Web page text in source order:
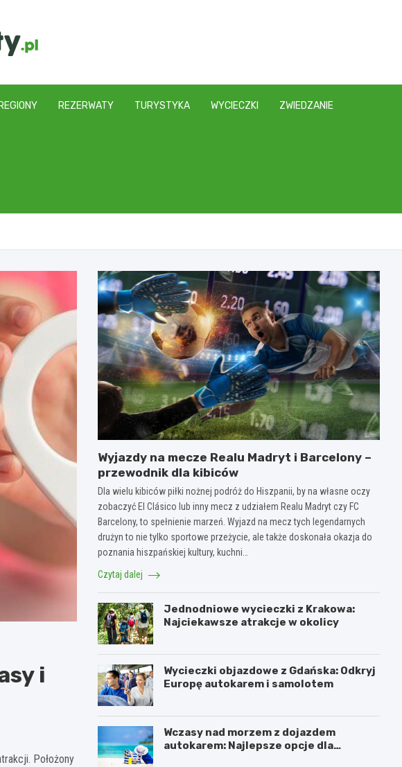
REGIONY REZERWATY TURYSTYKA WYCIECZKI ZWIEDZANIE
i
Położony
Wyjazdy na mecze Realu Madryt i Barcelony –
przewodnik dla kibiców
Dla wielu kibiców piłki nożnej podróż do Hiszpanii, by na własne oczy
zobaczyć El Clásico lub inny mecz z udziałem Realu Madryt czy FC
Barcelony, to spełnienie marzeń. Wyjazd na mecz tych legendarnych
drużyn to nie tylko sportowe przeżycie, ale także doskonała okazja do
poznania hiszpańskiej kultury, kuchni…
Czytaj dalej
Jednodniowe wycieczki z Krakowa:
Najciekawsze atrakcje w okolicy
Wycieczki objazdowe z Gdańska: Odkryj
Europę autokarem i samolotem
Wczasy nad morzem z dojazdem
autokarem: Najlepsze opcje dla